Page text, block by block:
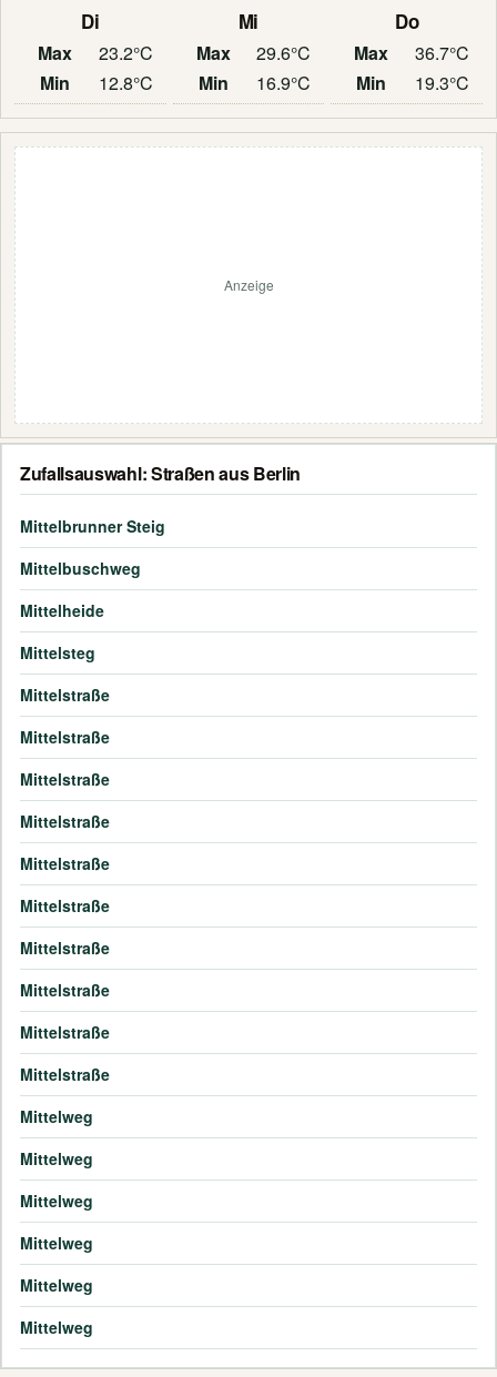
Di
Max
23.2°C
Min
12.8°C
Mi
Max
29.6°C
Min
16.9°C
Do
Max
36.7°C
Min
19.3°C
Anzeige
Zufallsauswahl: Straßen aus Berlin
Mittelbrunner Steig
Mittelbuschweg
Mittelheide
Mittelsteg
Mittelstraße
Mittelstraße
Mittelstraße
Mittelstraße
Mittelstraße
Mittelstraße
Mittelstraße
Mittelstraße
Mittelstraße
Mittelstraße
Mittelweg
Mittelweg
Mittelweg
Mittelweg
Mittelweg
Mittelweg